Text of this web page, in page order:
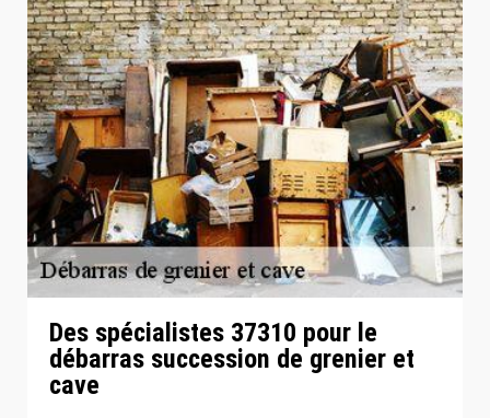
Des spécialistes 37310 pour le
débarras succession de grenier et
cave